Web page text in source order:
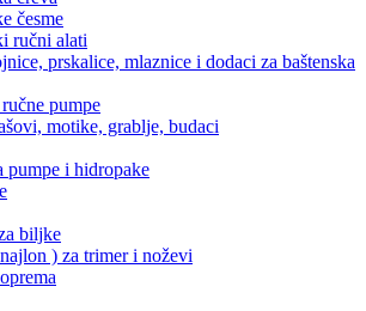
česme
ručni alati
prskalice, mlaznice i dodaci za baštenska
pumpe
motike, grablje, budaci
pumpe i hidropake
biljke
) za trimer i noževi